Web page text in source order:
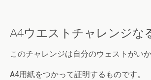
A4ウエストチャレンジな
このチャレンジは自分のウェストがい
A4用紙をつかって証明するものです。